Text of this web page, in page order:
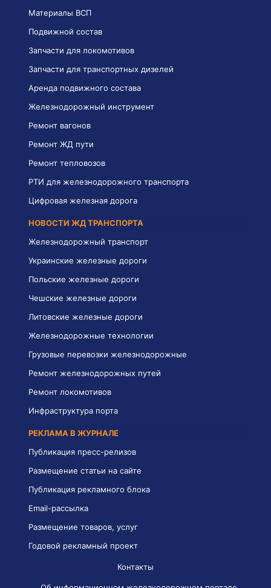
Материалы ВСП
Подвижной состав
Запчасти для локомотивов
Запчасти для транспортных дизелей
Аренда подвижного состава
Железнодорожный инструмент
Ремонт вагонов
Ремонт ЖД пути
Ремонт тепловозов
РТИ для железнодорожного транспорта
Цифровая железная дорога
НОВОСТИ ЖД ТРАНСПОРТА
Железнодорожный транспорт
Украинские железные дороги
Польские железные дороги
Чешские железные дороги
Литовские железные дороги
Железнодорожные технологии
Грузовые перевозки железнодорожные
Ремонт железнодорожных путей
Ремонт локомотивов
Инфраструктура порта
РЕКЛАМА В ЖУРНАЛЕ
Публикация пресс-релизов
Размещение статьи на сайте
Публикация рекламного блока
Email-рассылка
Размещение товаров, услуг
Годовой рекламный проект
Контакты